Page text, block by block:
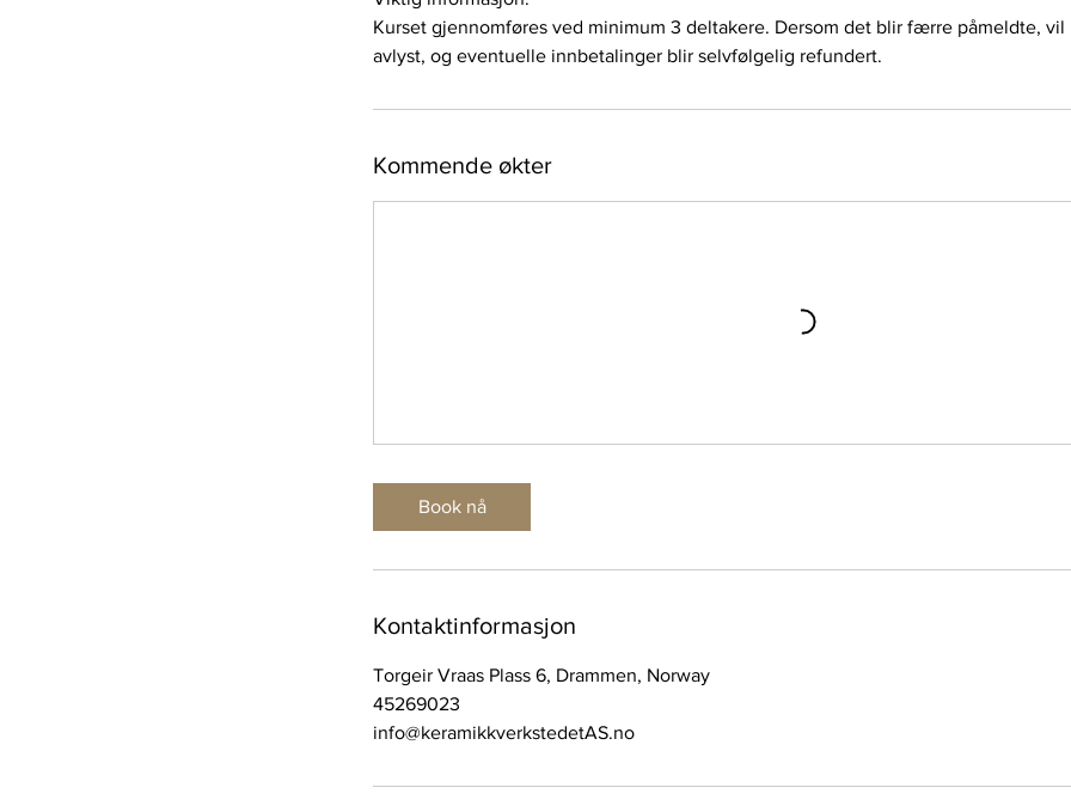
Kurset gjennomføres ved minimum 3 deltakere. Dersom det blir færre påmeldte, vil
avlyst, og eventuelle innbetalinger blir selvfølgelig refundert.
Kommende økter
Book nå
Kontaktinformasjon
Torgeir Vraas Plass 6, Drammen, Norway
45269023
info@keramikkverkstedetAS.no